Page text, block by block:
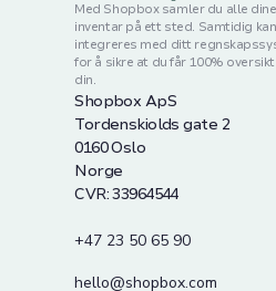
Med Shopbox samler du alle
inventar på ett sted. Samtidig
integreres med ditt
for å sikre at du får 100%
din.
Shopbox ApS
Tordenskiolds gate 2
0160 Oslo
Norge
CVR: 33964544
+47 23 50 65 90
hello@shopbox.com